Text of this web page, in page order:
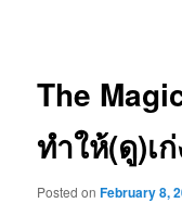
The
ทำให้(ดู)เ
Posted onFebruary 8,